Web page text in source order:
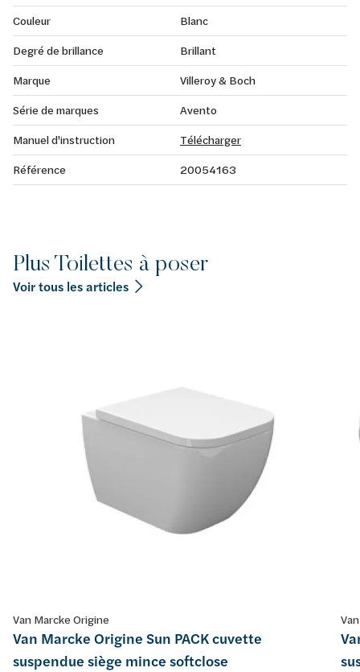
Couleur
Blanc
Degré de brillance
Brillant
Marque
Villeroy & Boch
Série de marques
Avento
Manuel d'instruction
Télécharger
Référence
20054163
Plus Toilettes à poser
Voir tous les articles
Van Marcke Origine
Van Marcke Origine Sun PACK cuvette
suspendue siège mince softclose